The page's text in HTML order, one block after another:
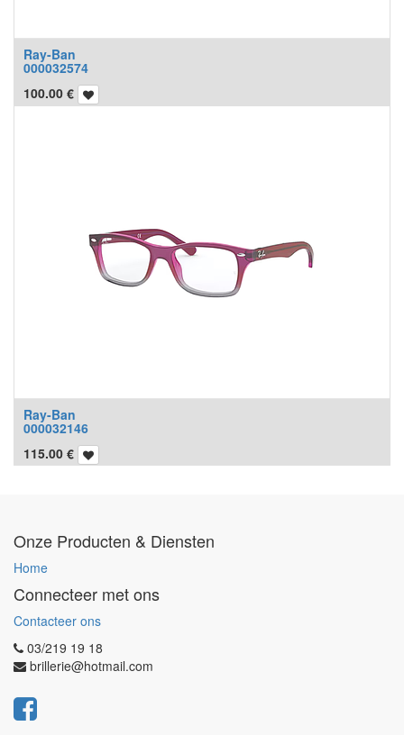
Ray-Ban
000032574
100.00 €
Ray-Ban
000032146
115.00 €
Onze Producten & Diensten
Home
Connecteer met ons
Contacteer ons
03/219 19 18
brillerie@hotmail.com